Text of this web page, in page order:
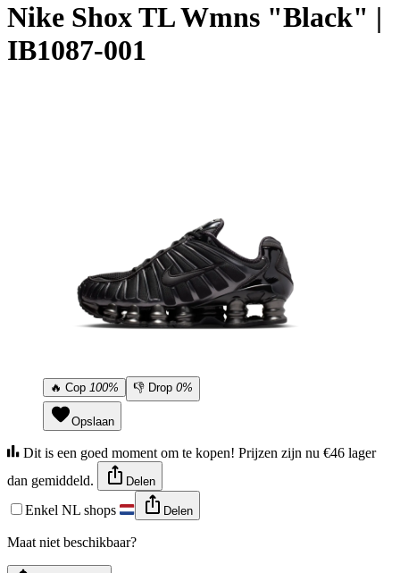
Nike Shox TL Wmns "Black" |
IB1087-001
🔥 Cop 100% 👎 Drop 0%
Opslaan
Dit is een goed moment om te kopen! Prijzen zijn nu €46 lager
dan gemiddeld.
Delen
Enkel NL shops Delen
Maat niet beschikbaar?